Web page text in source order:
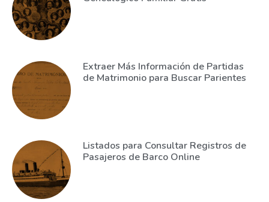
Extraer Más Información de Partidas
de Matrimonio para Buscar Parientes
Listados para Consultar Registros de
Pasajeros de Barco Online